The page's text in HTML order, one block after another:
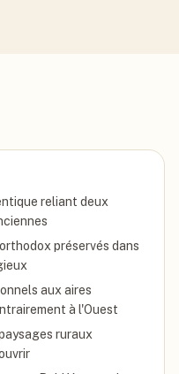
reliant deux
préservés dans
aux aires
à l'Ouest
ruraux